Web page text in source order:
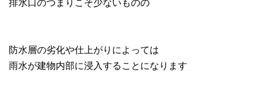
防水層の劣化や仕上がりによっては
雨水が建物内部に浸入することになります